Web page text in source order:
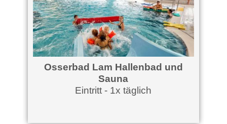
Osserbad Lam Hallenbad und
Sauna
Eintritt - 1x täglich